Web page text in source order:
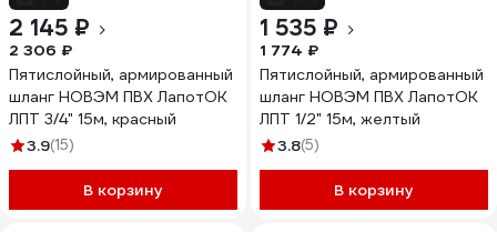
2 145 ₽
2 306 ₽
Пятислойный, армированный
шланг НОВЭМ ПВХ ЛапотОК
ЛПТ 3/4" 15м, красный
3.9(15)
В корзину
1 535 ₽
1 774 ₽
Пятислойный, армированный
шланг НОВЭМ ПВХ ЛапотОК
ЛПТ 1/2" 15м, желтый
3.8(5)
В корзину